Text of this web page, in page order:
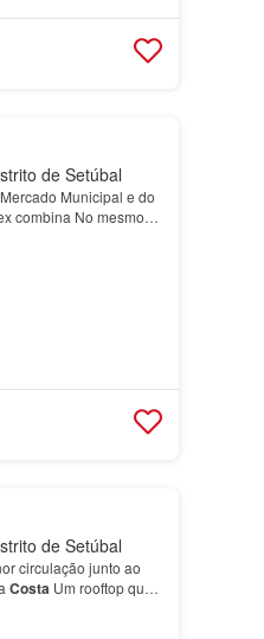
de Setúbal
Municipal e do
combina No mesmo
de Setúbal
circulação junto ao
CostaUm rooftop que